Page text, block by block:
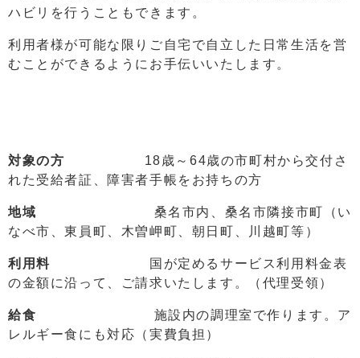
ハビリを行うこともできます。
利用者様が可能な限りご自宅で自立した日常生活を営
むことができるようにお手伝いいたします。
対象の方 18歳～64歳の市町村から交付さ
れた受給者証、障害者手帳をお持ちの方
地域 桑名市内、桑名市隣接市町（い
なべ市、東員町、木曽岬町、朝日町、川越町等）
利用料
国が定めるサービス利用料金表
の金額に沿って、ご請求いたします。（代理受領）
給食 施設内の調理室で作ります。ア
レルギー食にも対応（実費負担）